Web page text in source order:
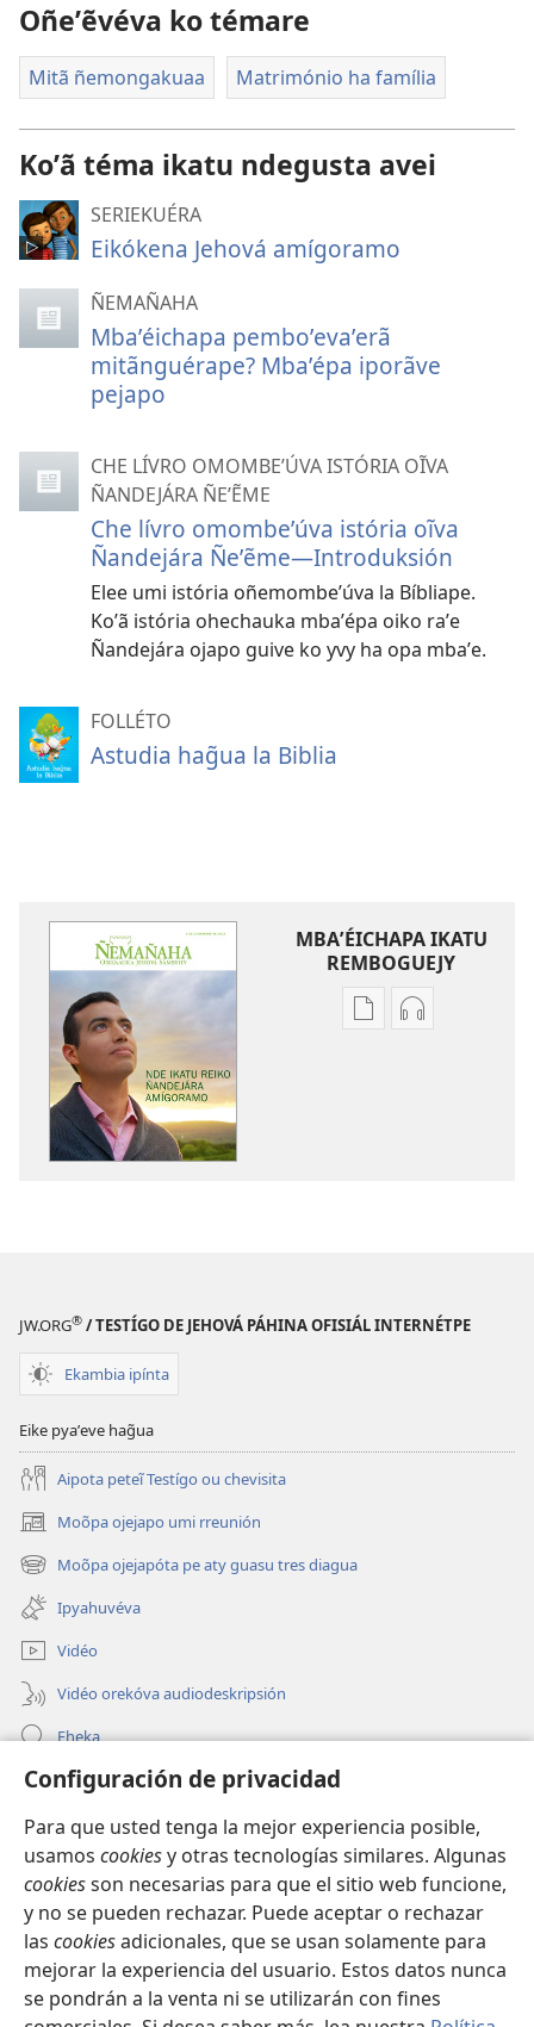
Configuración de privacidad
Para que usted tenga la mejor experiencia posible,
usamos cookiesy otras tecnologías similares. Algunas
cookiesson necesarias para que el sitio web funcione,
y no se pueden rechazar. Puede aceptar o rechazar
las cookiesadicionales, que se usan solamente para
mejorar la experiencia del usuario. Estos datos nunca
se pondrán a la venta ni se utilizarán con fines
Oñeʼẽvéva ko témare
Mitã ñemongakuaa Matrimónio ha família
Koʼã téma ikatu ndegusta avei
SERIEKUÉRA
Eikókena Jehová amígoramo
ÑEMAÑAHA
Mbaʼéichapa pemboʼevaʼerã
mitãnguérape? Mbaʼépa iporãve
pejapo
CHE LÍVRO OMOMBEʼÚVA ISTÓRIA OĨVA
ÑANDEJÁRA ÑEʼẼME
Che lívro omombeʼúva istória oĩva
Ñandejára Ñeʼẽme—Introduksión
Elee umi istória oñemombeʼúva la Bíbliape.
Koʼã istória ohechauka mbaʼépa oiko raʼe
Ñandejára ojapo guive ko yvy ha opa mbaʼe.
FOLLÉTO
Astudia hag̃ua la Biblia
MBAʼÉICHAPA IKATU
REMBOGUEJY
RemboguejyRemboguejy
JW.ORG® / TESTÍGO DE JEHOVÁ PÁHINA OFISIÁL INTERNÉTPE
Ekambia ipínta
Eike pyaʼeve hag̃ua
Aipota peteĩ Testígo ou chevisita
Moõpa ojejapo umi rreunión
(abre
una
nueva
ventana)
Moõpa ojejapóta pe aty guasu tres diagua
(abre
una
nueva
ventana)
Ipyahuvéva
Vidéo
Vidéo orekóva audiodeskripsión
Eheka
Ayuda
Edona hag̃ua
(abre
nueva
ventana)
Vivliotéka oĩva Internétpe Watchtower
(abre
una
nueva
ventana)
JW Hub ®
(abre
una
nueva